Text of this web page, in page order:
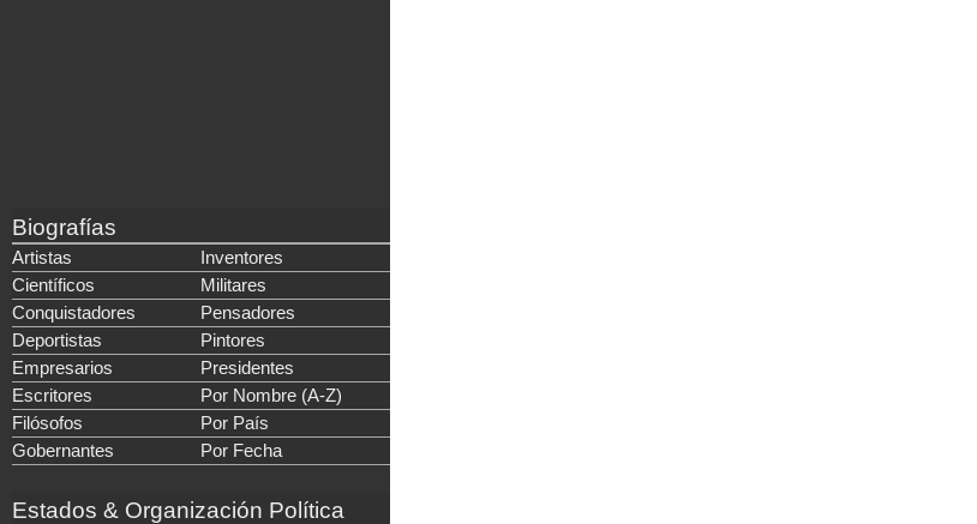
Biografías
Artistas
Inventores
Científicos
Militares
Conquistadores
Pensadores
Deportistas
Pintores
Empresarios
Presidentes
Escritores
Por Nombre (A-Z)
Filósofos
Por País
Gobernantes
Por Fecha
Estados & Organización Política